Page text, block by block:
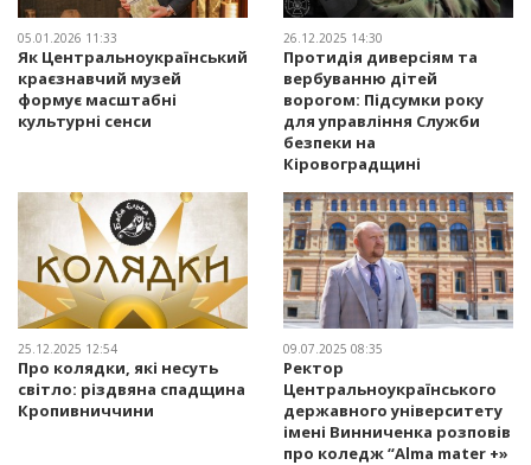
05.01.2026 11:33
Як Центральноукраїнський
краєзнавчий музей
формує масштабні
культурні сенси
26.12.2025 14:30
Протидія диверсіям та
вербуванню дітей
ворогом: Підсумки року
для управління Служби
безпеки на
Кіровоградщині
25.12.2025 12:54
Про колядки, які несуть
світло: різдвяна спадщина
Кропивниччини
09.07.2025 08:35
Ректор
Центральноукраїнського
державного університету
імені Винниченка розповів
про коледж “Alma mater +»